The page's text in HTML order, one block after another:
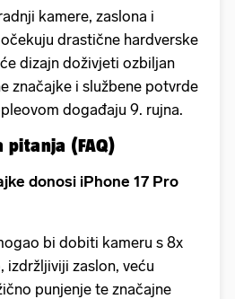
kamere, zaslona i
drastične hardverske
dizajn doživjeti ozbiljan
značajke i službene potvrde
događaju 9. rujna.
pitanja (FAQ)
donosi iPhone 17 Pro
bi dobiti kameru s 8x
izdržljiviji zaslon, veću
punjenje te značajne